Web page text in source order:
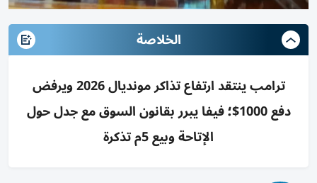
الخلاصة
ترامب ينتقد ارتفاع تذاكر مونديال 2026 ويرفض
دفع 1000$؛ فيفا يبرر بقانون السوق مع جدل حول
الإتاحة وبيع 5م تذكرة